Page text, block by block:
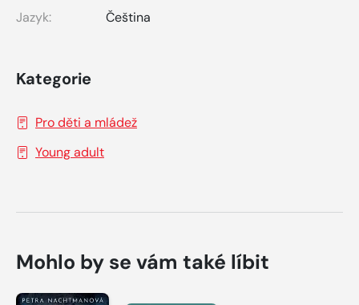
Jazyk:
Čeština
Kategorie
Pro děti a mládež
Young adult
Mohlo by se vám také líbit